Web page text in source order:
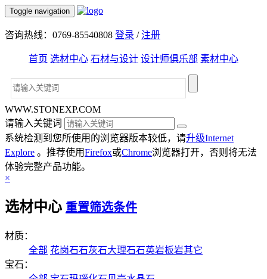
Toggle navigation
咨询热线：0769-85540808 登录 /注册
首页 选材中心 石材与设计 设计师俱乐部 素材中心
WWW.STONEXP.COM
请输入关键词
系统检测到您所使用的浏览器版本较低，请升级Internet
Explore 。推荐使用Firefox或Chrome浏览器打开，否则将无法
体验完整产品功能。
×
选材中心 重置筛选条件
材质：
全部 花岗石石灰石大理石石英岩板岩其它
宝石：